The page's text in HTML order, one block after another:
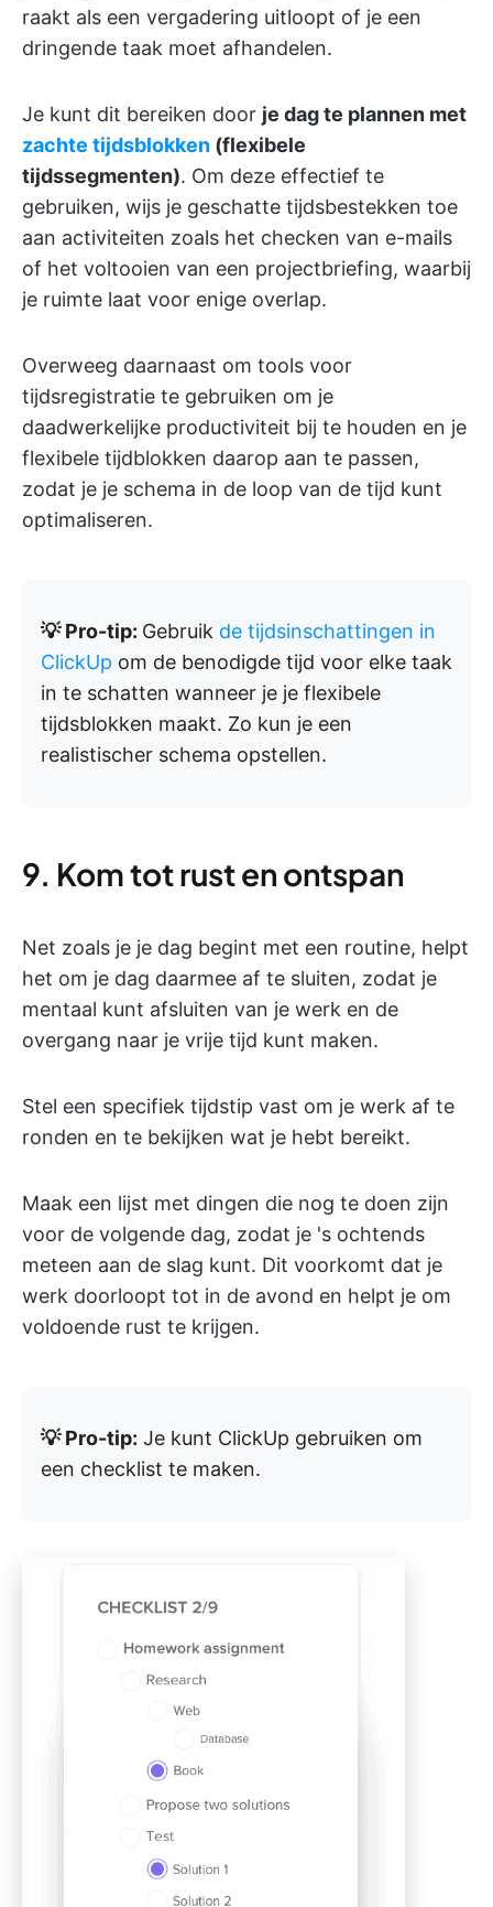
raakt als een vergadering uitloopt of je een
dringende taak moet afhandelen.
Je kunt dit bereiken door je dag te plannen met
zachte tijdsblokken (flexibele
tijdssegmenten). Om deze effectief te
gebruiken, wijs je geschatte tijdsbestekken toe
aan activiteiten zoals het checken van e-mails
of het voltooien van een projectbriefing, waarbij
je ruimte laat voor enige overlap.
Overweeg daarnaast om tools voor
tijdsregistratie te gebruiken om je
daadwerkelijke productiviteit bij te houden en je
flexibele tijdblokken daarop aan te passen,
zodat je je schema in de loop van de tijd kunt
optimaliseren.
💡 Pro-tip: Gebruik de tijdsinschattingen in
ClickUp om de benodigde tijd voor elke taak
in te schatten wanneer je je flexibele
tijdsblokken maakt. Zo kun je een
realistischer schema opstellen.
9. Kom tot rust en ontspan
Net zoals je je dag begint met een routine, helpt
het om je dag daarmee af te sluiten, zodat je
mentaal kunt afsluiten van je werk en de
overgang naar je vrije tijd kunt maken.
Stel een specifiek tijdstip vast om je werk af te
ronden en te bekijken wat je hebt bereikt.
Maak een lijst met dingen die nog te doen zijn
voor de volgende dag, zodat je 's ochtends
meteen aan de slag kunt. Dit voorkomt dat je
werk doorloopt tot in de avond en helpt je om
voldoende rust te krijgen.
💡 Pro-tip: Je kunt ClickUp gebruiken om
een checklist te maken.